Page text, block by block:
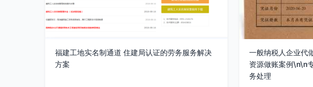
福建工地实名制通道 住建局认证的劳务服务解决
方案
一般纳税人企业
资源做账案例\n\n
务处理